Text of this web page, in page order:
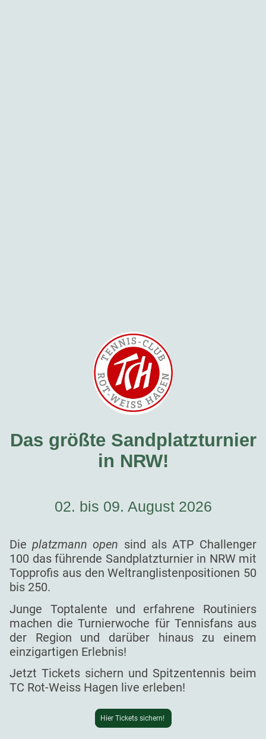
Das größte Sandplatzturnier
in NRW!
02. bis 09. August 2026
Dieplatzmann open sind als ATP Challenger
100 das führende Sandplatzturnier in NRW mit
Topprofis aus den Weltranglistenpositionen 50
bis 250.
Junge Toptalente und erfahrene Routiniers
machen die Turnierwoche für Tennisfans aus
der Region und darüber hinaus zu einem
einzigartigen Erlebnis!
Jetzt Tickets sichern und Spitzentennis beim
TC Rot-Weiss Hagen live erleben!
Hier Tickets sichern!